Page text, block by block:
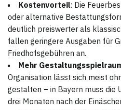
Kostenvorteil: Die
oder alternative
deutlich preiswerter als
fallen geringere Ausgaben für
Friedhofsgebühren an.
Mehr
Organisation lässt sich meist
gestalten – in Bayern muss die
drei Monaten nach der